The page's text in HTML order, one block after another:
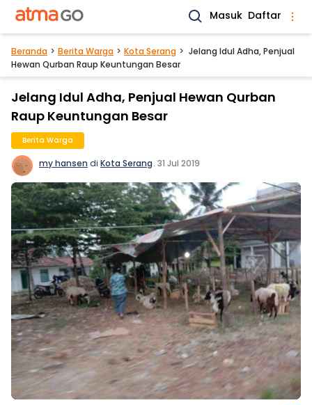
Masuk Daftar
Beranda Berita Warga Kota Serang
Jelang Idul Adha, Penjual
Hewan Qurban Raup Keuntungan Besar
Jelang Idul Adha, Penjual Hewan Qurban
Raup Keuntungan Besar
Berita Warga
my hansen di Kota Serang. 31 Jul 2019